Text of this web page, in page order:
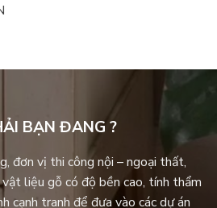
BẠN ĐANG ?
đơn vị thi công nội – ngoại thất,
liệu gỗ có độ bền cao, tính thẩm
cạnh tranh để đưa vào các dự án